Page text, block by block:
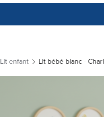
Lit enfant Lit bébé blanc -